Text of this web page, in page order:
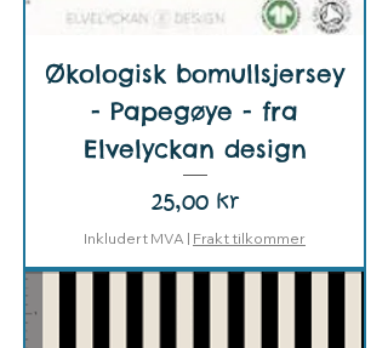
Økologisk bomullsjersey
- Papegøye - fra
Elvelyckan design
Pris
25,00 kr
Inkludert MVA | Frakt tilkommer